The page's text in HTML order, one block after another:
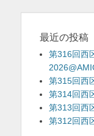
シ
ョ
ン
最近の投稿
第316回西
第315回西
第314回西
第313回西
第312回西